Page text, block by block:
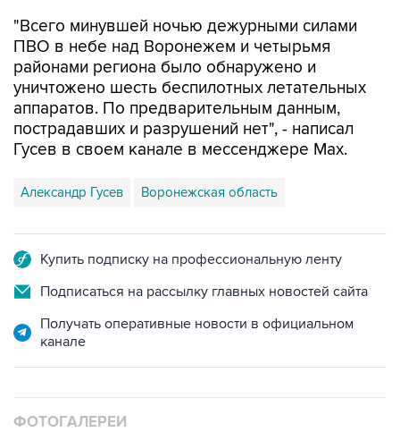
"Всего минувшей ночью дежурными силами
ПВО в небе над Воронежем и четырьмя
районами региона было обнаружено и
уничтожено шесть беспилотных летательных
аппаратов. По предварительным данным,
пострадавших и разрушений нет", - написал
Гусев в своем канале в мессенджере Max.
Александр Гусев Воронежская область
Купить подписку на профессиональную ленту
Подписаться на рассылку главных новостей сайта
Получать оперативные новости в официальном
канале
ФОТОГАЛЕРЕИ